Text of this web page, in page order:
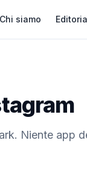
Chi siamo
Niente app